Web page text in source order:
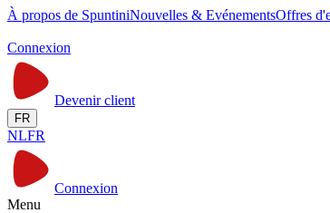
À propos de SpuntiniNouvelles & EvénementsOffres
Connexion
Devenir client
FR
NLFR
Connexion
Menu